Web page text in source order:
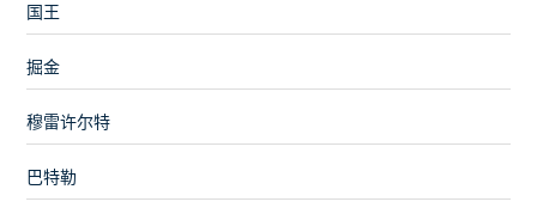
国王
掘金
穆雷许尔特
巴特勒